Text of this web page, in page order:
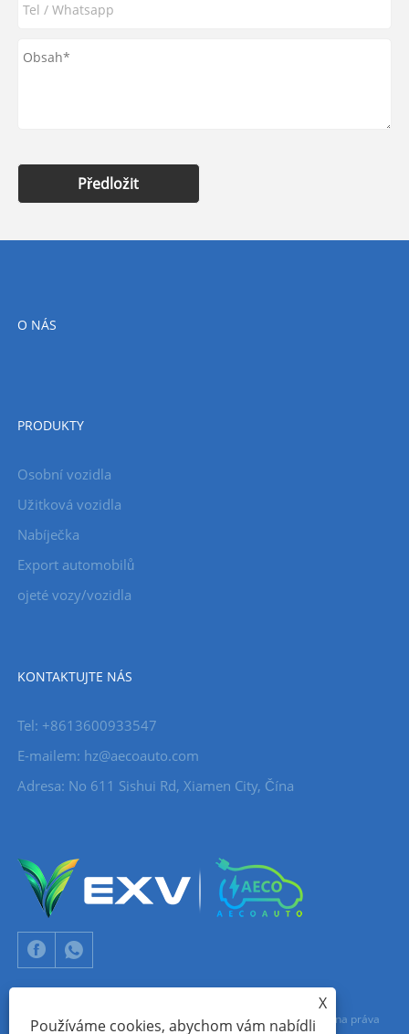
Předložit
O NÁS
PRODUKTY
Osobní vozidla
Užitková vozidla
Nabíječka
Export automobilů
ojeté vozy/vozidla
KONTAKTUJTE NÁS
Tel: +8613600933547
E-mailem: hz@aecoauto.com
Adresa: No 611 Sishui Rd, Xiamen City, Čína
Copyright © 2024 Xiamen Aecoauto Technology Co., Ltd. Všechna práva
X
Používáme cookies, abychom vám nabídli